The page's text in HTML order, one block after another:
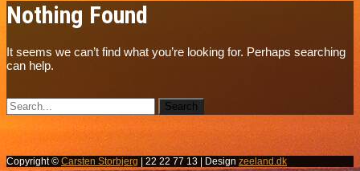
Nothing Found
It seems we can’t find what you’re looking for. Perhaps searching
can help.
Copyright © Carsten Storbjerg | 22 22 77 13 | Design zeeland.dk